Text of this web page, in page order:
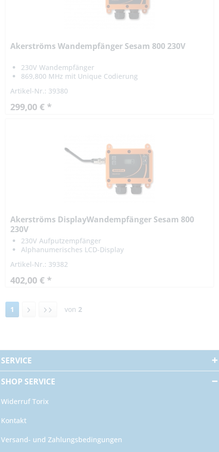
Akerströms Wandempfänger Sesam 800 230V
230V Wandempfänger
869,800 MHz mit Unique Codierung
Artikel-Nr.: 39380
299,00 € *
Akerströms DisplayWandempfänger Sesam 800
230V
230V Aufputzempfänger
Alphanumerisches LCD-Display
Artikel-Nr.: 39382
402,00 € *
1 von 2
SERVICE
SHOP SERVICE
Widerruf Torix
Kontakt
Versand- und Zahlungsbedingungen